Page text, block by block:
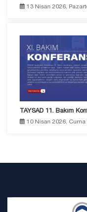
13 Nisan 2026,
TAYSAD 11. Bakım
10 Nisan 2026, Cuma